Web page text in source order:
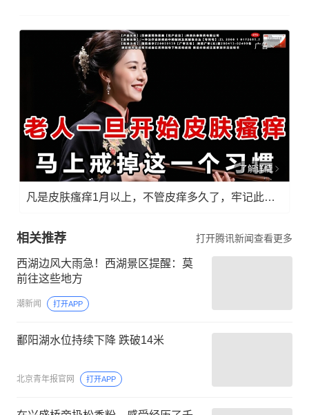
广告
了解详情
凡是皮肤瘙痒1月以上，不管皮痒多久了，牢记此法，快！准！狠！
相关推荐 打开腾讯新闻查看更多
西湖边风大雨急！西湖景区提醒：莫
前往这些地方
潮新闻 打开APP
鄱阳湖水位持续下降 跌破14米
北京青年报官网 打开APP